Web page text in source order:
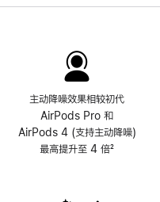
主动降噪效果相较初代
AirPods Pro 和
AirPods 4 (支持主动降噪)
最高提升至 4 倍脚
²